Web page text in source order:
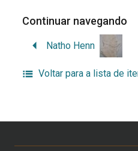
Continuar navegando
Natho Henn
Voltar para a lista de